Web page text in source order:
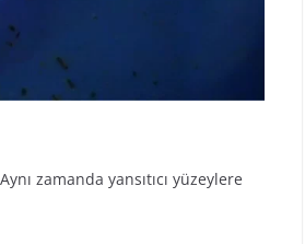
zamanda yansıtıcı yüzeylere